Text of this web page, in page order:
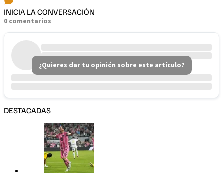
INICIA LA CONVERSACIÓN
0 comentarios
¿Quieres dar tu opinión sobre este artículo?
DESTACADAS